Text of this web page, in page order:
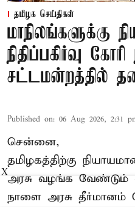
தமிழக செய்திகள்
மாநிலங்களுக்கு
நிதிப்பகிர்வு
சட்டமன்றத்தில்
Published on: 06 Aug 2026, 2:31
சென்னை,
தமிழகத்திற்கு
அரசு வழங்க வேண்டும்
நாளை அரசு தீர்மானம்
X